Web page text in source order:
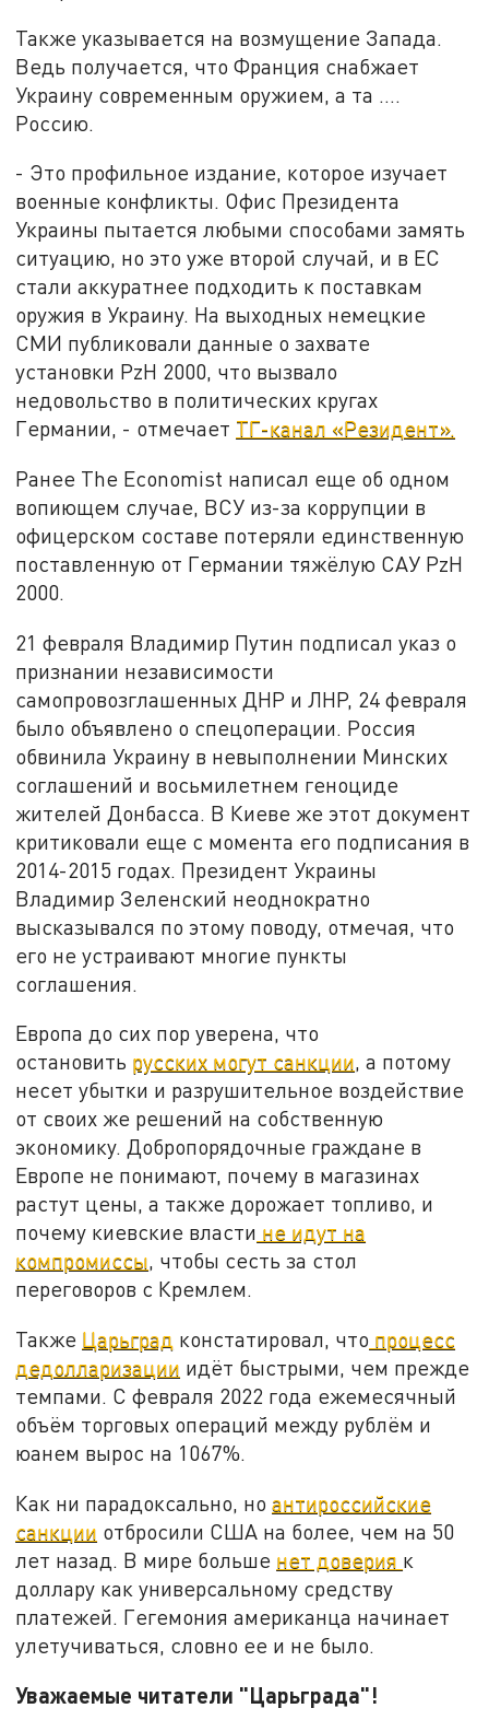
Также указывается на возмущение Запада.
Ведь получается, что Франция снабжает
Украину современным оружием, а та ….
Россию.
- Это профильное издание, которое изучает
военные конфликты. Офис Президента
Украины пытается любыми способами замять
ситуацию, но это уже второй случай, и в ЕС
стали аккуратнее подходить к поставкам
оружия в Украину. На выходных немецкие
СМИ публиковали данные о захвате
установки PzH 2000, что вызвало
недовольство в политических кругах
Германии, - отмечает ТГ-канал «Резидент».
Ранее The Economist написал еще об одном
вопиющем случае, ВСУ из-за коррупции в
офицерском составе потеряли единственную
поставленную от Германии тяжёлую САУ PzH
2000.
21 февраля Владимир Путин подписал указ о
признании независимости
самопровозглашенных ДНР и ЛНР, 24 февраля
было объявлено о спецоперации. Россия
обвинила Украину в невыполнении Минских
соглашений и восьмилетнем геноциде
жителей Донбасса. В Киеве же этот документ
критиковали еще с момента его подписания в
2014-2015 годах. Президент Украины
Владимир Зеленский неоднократно
высказывался по этому поводу, отмечая, что
его не устраивают многие пункты
соглашения.
Европа до сих пор уверена, что
остановить русских могут санкции, а потому
несет убытки и разрушительное воздействие
от своих же решений на собственную
экономику. Добропорядочные граждане в
Европе не понимают, почему в магазинах
растут цены, а также дорожает топливо, и
почему киевские власти не идут на
компромиссы, чтобы сесть за стол
переговоров с Кремлем.
Также Царьград констатировал, что процесс
дедолларизации идёт быстрыми, чем прежде
темпами. С февраля 2022 года ежемесячный
объём торговых операций между рублём и
юанем вырос на 1067%.
Как ни парадоксально, ноантироссийские
санкции отбросили США на более, чем на 50
лет назад. В мире больше нет доверия к
доллару как универсальному средству
платежей. Гегемония американца начинает
улетучиваться, словно ее и не было.
Уважаемые читатели "Царьграда"!